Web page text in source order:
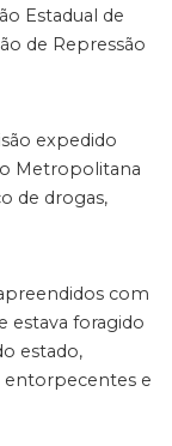
Estadual de
de Repressão
expedido
Metropolitana
de drogas,
com
estava foragido
estado,
entorpecentes e